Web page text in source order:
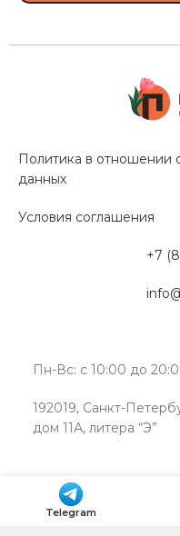
Политика в отношении
данных
Условия соглашения
+7
Пн-Вс: с 10:00 до
192019, Санкт-
дом 11А, литера “Э”
Telegram